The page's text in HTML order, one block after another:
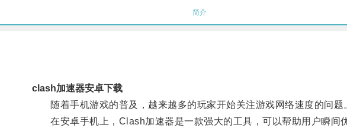
简介
clash加速器安卓下载
随着手机游戏的普及，越来越多的玩家开始关注游戏网络速度的问题
在安卓手机上，Clash加速器是一款强大的工具，可以帮助用户瞬间优